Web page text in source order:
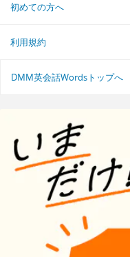
初めての方へ
利用規約
DMM英会話Wordsトップへ